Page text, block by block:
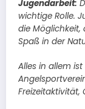
Jugendarbeit:
wichtige Rolle.
die
Spaß in der
Alles in allem
Freizeitaktivität,